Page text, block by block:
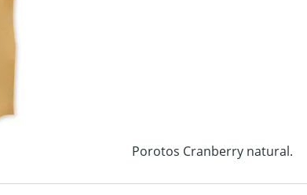
Porotos Cranberry natural.